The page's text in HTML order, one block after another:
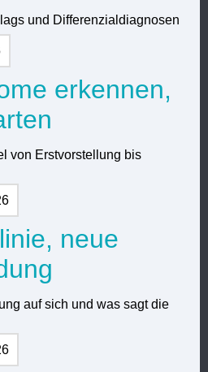
und Differenzialdiagnosen
erkennen,
von Erstvorstellung bis
neue
auf sich und was sagt die